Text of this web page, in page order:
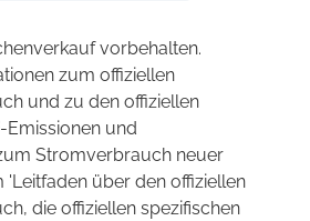
vorbehalten.
zum offiziellen
und zu den offiziellen
-Emissionen und
Stromverbrauch neuer
'Leitfaden über den offiziellen
die offiziellen spezifischen